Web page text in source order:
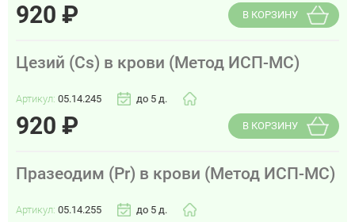
920 ₽ В КОРЗИНУ
Цезий (Cs) в крови (Метод ИСП-МС)
Артикул: 05.14.245 до 5 д.
920 ₽ В КОРЗИНУ
Празеодим (Pr) в крови (Метод ИСП-МС)
Артикул: 05.14.255 до 5 д.